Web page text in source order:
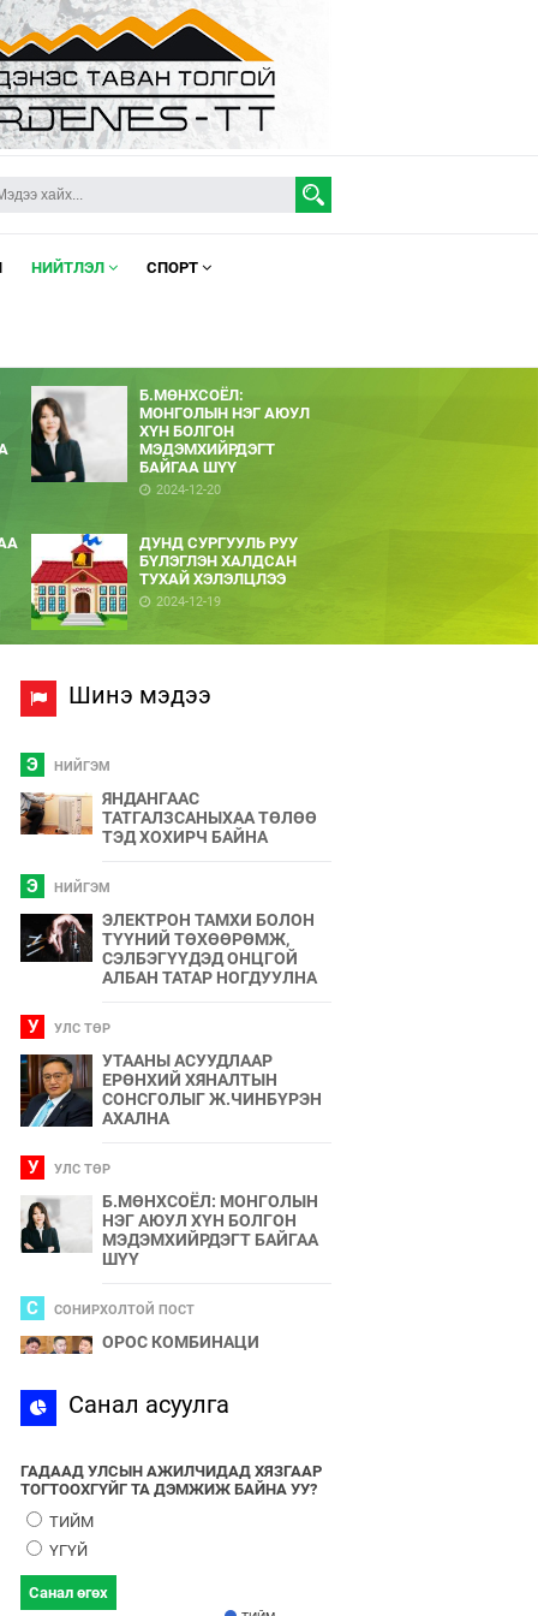
НИЙТЛЭЛ СПОРТ
Б.МӨНХСОЁЛ:
МОНГОЛЫН НЭГ АЮУЛ
ХҮН БОЛГОН
МЭДЭМХИЙРДЭГТ
БАЙГАА ШҮҮ
2024-12-20
ДУНД СУРГУУЛЬ РУУ
БҮЛЭГЛЭН ХАЛДСАН
ТУХАЙ ХЭЛЭЛЦЛЭЭ
2024-12-19
Шинэ мэдээ
Э НИЙГЭМ
ЯНДАНГААС
ТАТГАЛЗСАНЫХАА ТӨЛӨӨ
ТЭД ХОХИРЧ БАЙНА
Э НИЙГЭМ
ЭЛЕКТРОН ТАМХИ БОЛОН
ТҮҮНИЙ ТӨХӨӨРӨМЖ,
СЭЛБЭГҮҮДЭД ОНЦГОЙ
АЛБАН ТАТАР НОГДУУЛНА
У УЛС ТӨР
УТААНЫ АСУУДЛААР
ЕРӨНХИЙ ХЯНАЛТЫН
СОНСГОЛЫГ Ж.ЧИНБҮРЭН
АХАЛНА
У УЛС ТӨР
Б.МӨНХСОЁЛ: МОНГОЛЫН
НЭГ АЮУЛ ХҮН БОЛГОН
МЭДЭМХИЙРДЭГТ БАЙГАА
ШҮҮ
С СОНИРХОЛТОЙ ПОСТ
ОРОС КОМБИНАЦИ
С СПОРТ
У
БҮЛЭГЛЭЛҮҮДИЙН
ХАМТЫН БҮТЭЭЛ ЮМ
Санал асуулга
ГАДААД УЛСЫН АЖИЛЧИДАД ХЯЗГААР
ТОГТООХГҮЙГ ТА ДЭМЖИЖ БАЙНА УУ?
ТИЙМ
ҮГҮЙ
Санал өгөх